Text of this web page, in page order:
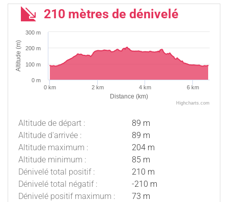
210 mètres de dénivelé
Distance (km)
Altitude (m)
0 km 2 km 4 km 6 km
0 m
100 m
200 m
300 m
Highcharts.com
Altitude de départ :
89 m
Altitude d'arrivée :
89 m
Altitude maximum :
204 m
Altitude minimum :
85 m
Dénivelé total positif :
210 m
Dénivelé total négatif :
-210 m
Dénivelé positif maximum :
73 m